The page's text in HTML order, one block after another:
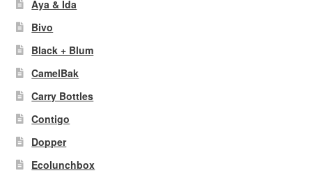
Aya & Ida
Bivo
Black + Blum
CamelBak
Carry Bottles
Contigo
Dopper
Ecolunchbox